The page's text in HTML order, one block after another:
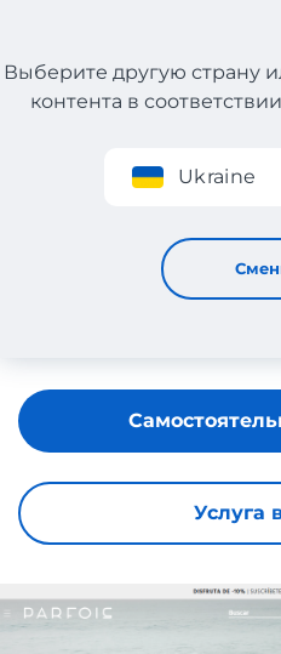
Регистрация
Выберите другую страну
контента в
Ukraine
Parfois
Услуга